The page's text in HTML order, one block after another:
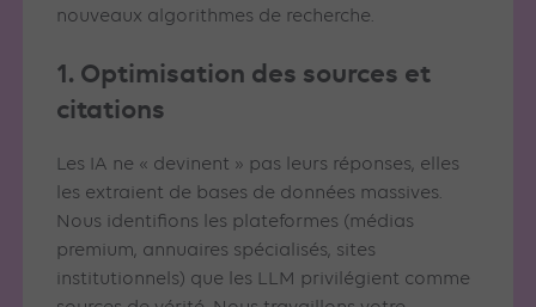
nouveaux algorithmes de recherche.
1. Optimisation des sources et
citations
Les IA ne « devinent » pas leurs réponses, elles
les extraient de bases de données massives.
Nous identifions les plateformes (médias
premium, annuaires spécialisés, sites
institutionnels) que les LLM privilégient comme